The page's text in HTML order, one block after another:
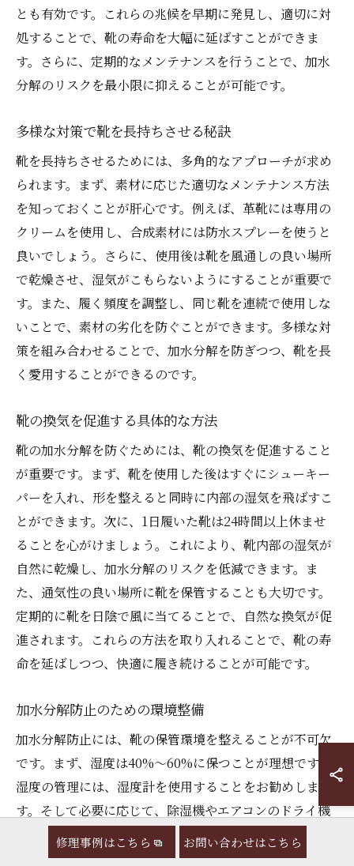
とも有効です。これらの兆候を早期に発見し、適切に対
処することで、靴の寿命を大幅に延ばすことができま
す。さらに、定期的なメンテナンスを行うことで、加水
分解のリスクを最小限に抑えることが可能です。
多様な対策で靴を長持ちさせる秘訣
靴を長持ちさせるためには、多角的なアプローチが求め
られます。まず、素材に応じた適切なメンテナンス方法
を知っておくことが肝心です。例えば、革靴には専用の
クリームを使用し、合成素材には防水スプレーを使うと
良いでしょう。さらに、使用後は靴を風通しの良い場所
で乾燥させ、湿気がこもらないようにすることが重要で
す。また、履く頻度を調整し、同じ靴を連続で使用しな
いことで、素材の劣化を防ぐことができます。多様な対
策を組み合わせることで、加水分解を防ぎつつ、靴を長
く愛用することができるのです。
靴の換気を促進する具体的な方法
靴の加水分解を防ぐためには、靴の換気を促進すること
が重要です。まず、靴を使用した後はすぐにシューキー
パーを入れ、形を整えると同時に内部の湿気を飛ばすこ
とができます。次に、1日履いた靴は24時間以上休ませ
ることを心がけましょう。これにより、靴内部の湿気が
自然に乾燥し、加水分解のリスクを低減できます。ま
た、通気性の良い場所に靴を保管することも大切です。
定期的に靴を日陰で風に当てることで、自然な換気が促
進されます。これらの方法を取り入れることで、靴の寿
命を延ばしつつ、快適に履き続けることが可能です。
加水分解防止のための環境整備
加水分解防止には、靴の保管環境を整えることが不可欠
です。まず、湿度は40%〜60%に保つことが理想です。
湿度の管理には、湿度計を使用することをお勧めしま
す。そして必要に応じて、除湿機やエアコンのドライ機
能を活用しましょう。また、シリカゲルや炭などの自然
素材を使って、湿度を自然に調整することも有効です。
修理事例はこちら お問い合わせはこちら